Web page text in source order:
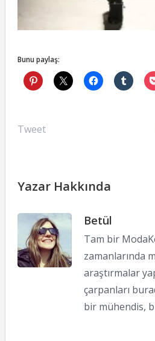
Bunu paylaş:
Tweet
Yazar Hakkında
Betül
Tam bir
zamanlarında
araştırmalar
çarpanları
bir mühendis,